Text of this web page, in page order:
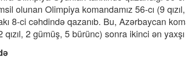
olunan Olimpiya komandamız 56-cı (9
8-ci cəhdində qazanıb. Bu, Azərbaycan
qızıl, 2 gümüş, 5 bürünc) sonra ikinci ən